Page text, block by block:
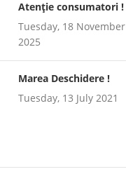
Atenție consumatori !
Tuesday, 18 November
2025
Marea Deschidere !
Tuesday, 13 July 2021